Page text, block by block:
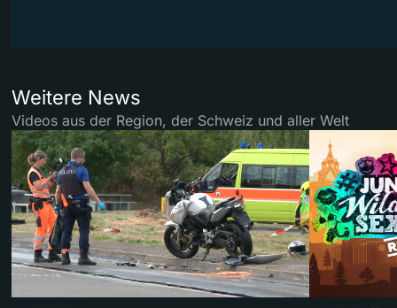
Weitere News
Videos aus der Region, der Schweiz und aller Welt